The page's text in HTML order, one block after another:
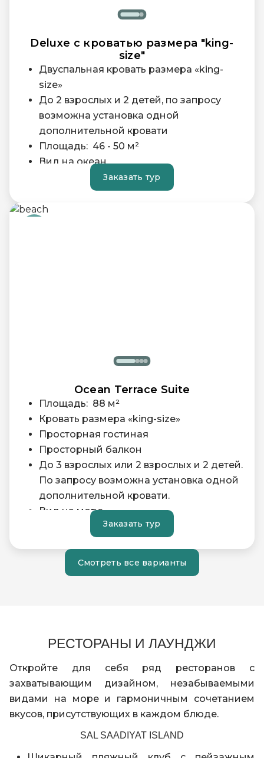
Deluxe с кроватью размера "king-
size"
Двуспальная кровать размера «king-
size»
До 2 взрослых и 2 детей, по запросу
возможна установка одной
дополнительной кровати
Площадь: 46 - 50 м²
Вид на океан
Просторная ванная комната с
отдельной ванной и душем, а также
роскошными туалетными
Заказать тур
Ocean Terrace Suite
Площадь: 88 м²
Кровать размера «king-size»
Просторная гостиная
Просторный балкон
До 3 взрослых или 2 взрослых и 2 детей.
По запросу возможна установка одной
дополнительной кровати.
Вид на море
Высокоскоростной Wi-Fi и кабельный
Заказать тур
Смотреть все варианты
РЕСТОРАНЫ И ЛАУНДЖИ
Откройте для себя ряд ресторанов с
захватывающим дизайном, незабываемыми
видами на море и гармоничным сочетанием
вкусов, присутствующих в каждом блюде.
SAL SAADIYAT ISLAND